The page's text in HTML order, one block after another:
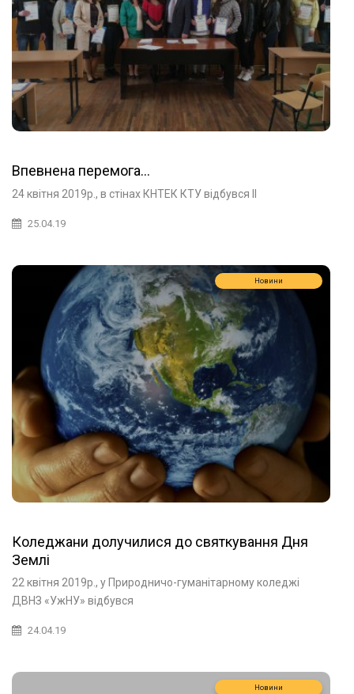
Впевнена перемога…
24 квітня 2019р., в стінах КНТЕК КТУ відбувся ІІ
25.04.19
Новини
Коледжани долучилися до святкування Дня
Землі
22 квітня 2019р., у Природничо-гуманітарному коледжі
ДВНЗ «УжНУ» відбувся
24.04.19
Новини